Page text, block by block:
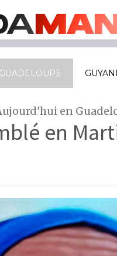
GUADELOUPE
en
en